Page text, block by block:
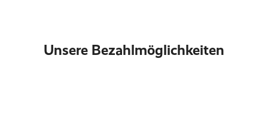
Unsere Bezahlmöglichkeiten